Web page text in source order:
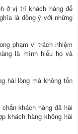
ở vị trí khách hàng để
là đồng ý với những
phạm vi trách nhiệm
là mình hiểu họ và
hài lòng mà không tổn
khách hàng đã hài
khách hàng không hài